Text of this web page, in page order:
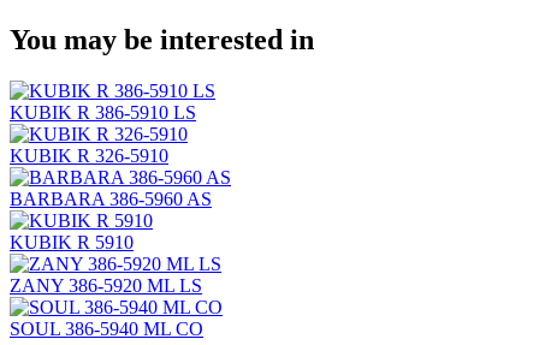
You may be interested in
KUBIK R 386-5910 LS
KUBIK R 326-5910
BARBARA 386-5960 AS
KUBIK R 5910
ZANY 386-5920 ML LS
SOUL 386-5940 ML CO